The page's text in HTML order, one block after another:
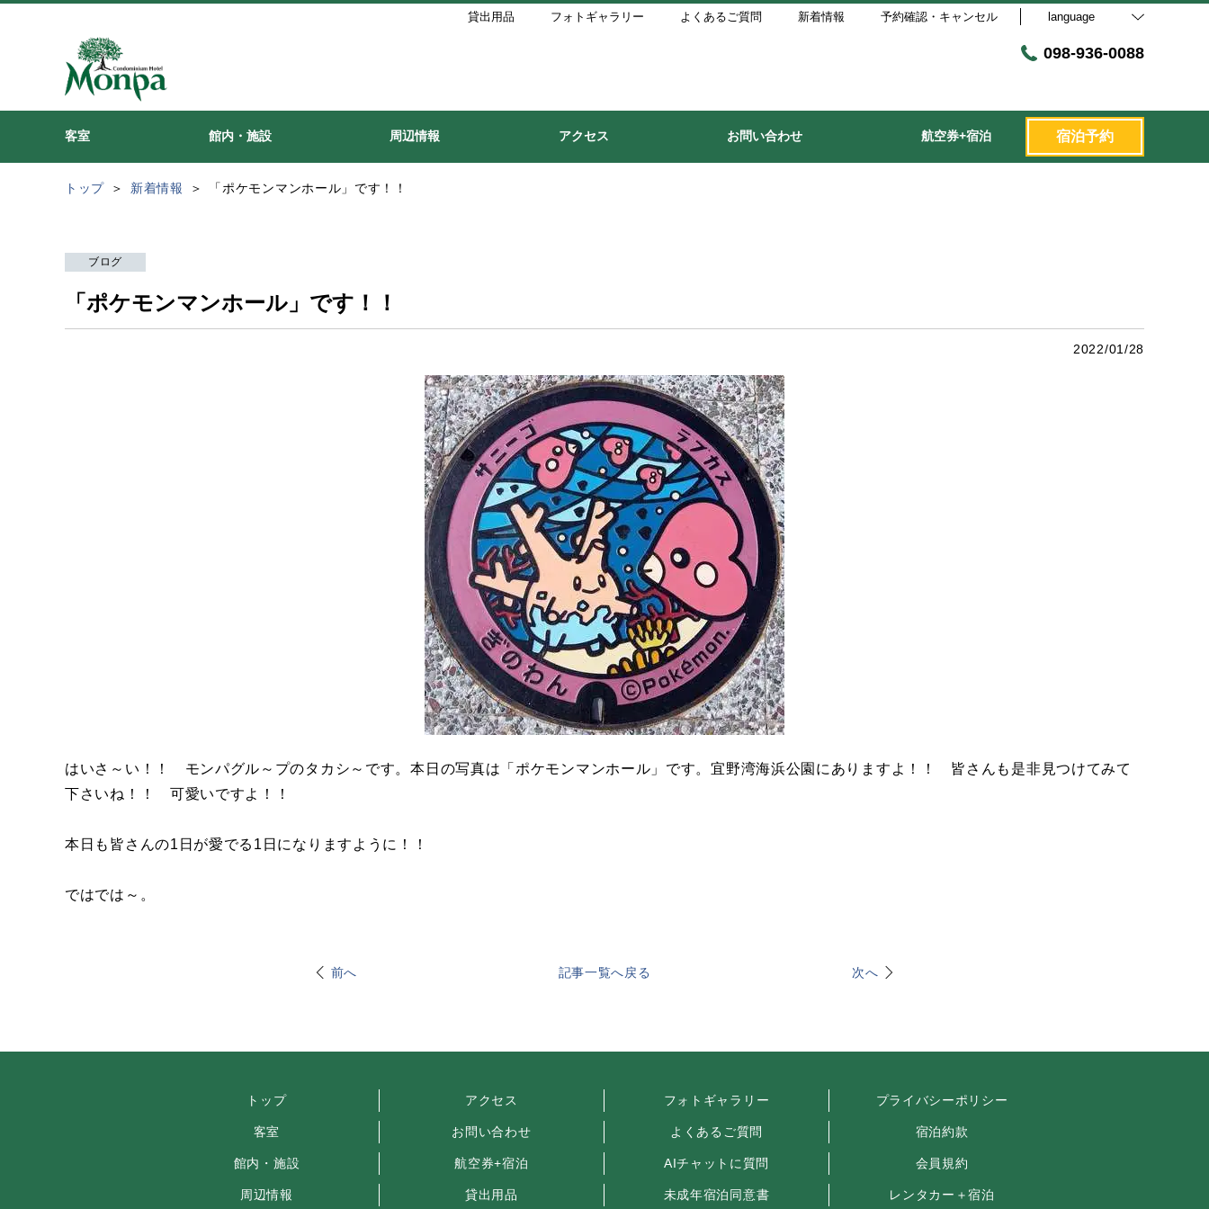
貸出用品 フォトギャラリー よくあるご質問 新着情報 予約確認・キャンセル language
098-936-0088
客室 館内・施設 周辺情報 アクセス お問い合わせ 航空券+宿泊 宿泊予約
トップ 新着情報 「ポケモンマンホール」です！！
ブログ
「ポケモンマンホール」です！！
2022/01/28
はいさ～い！！ モンパグル～プのタカシ～です。本日の写真は「ポケモンマンホール」です。宜野湾海浜公園にありますよ！！ 皆さんも是非見つけてみて
下さいね！！ 可愛いですよ！！
本日も皆さんの1日が愛でる1日になりますように！！
ではでは～。
前へ 記事一覧へ戻る 次へ
トップ
客室
館内・施設
周辺情報
アクセス
お問い合わせ
航空券+宿泊
貸出用品
フォトギャラリー
よくあるご質問
AIチャットに質問
未成年宿泊同意書
プライバシーポリシー
宿泊約款
会員規約
レンタカー＋宿泊